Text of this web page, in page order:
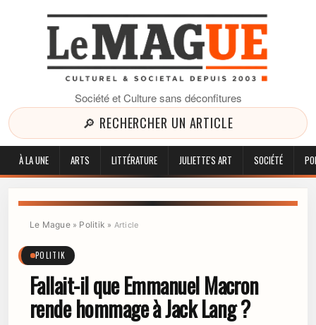
Société et Culture sans déconfitures
🔎 RECHERCHER UN ARTICLE
À LA UNE ARTS LITTÉRATURE JULIETTE'S ART SOCIÉTÉ
Le Mague» Politik » Article
POLITIK
Fallait-il que Emmanuel Macron
rende hommage à Jack Lang ?